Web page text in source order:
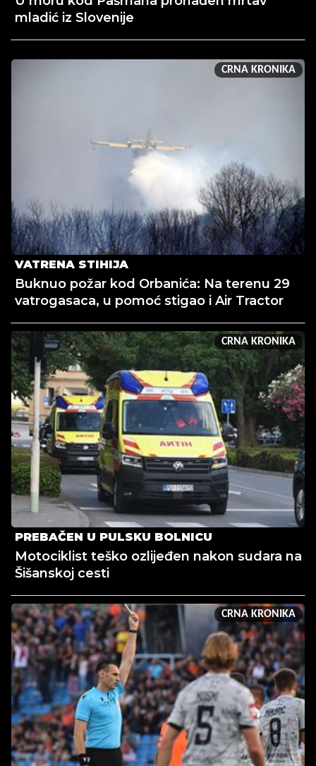
mladić iz Slovenije
CRNA KRONIKA
VATRENA STIHIJA
Buknuo požar kod Orbanića: Na terenu 29
vatrogasaca, u pomoć stigao i Air Tractor
CRNA KRONIKA
PREBAČEN U PULSKU BOLNICU
Motociklist teško ozlijeđen nakon sudara na
Šišanskoj cesti
CRNA KRONIKA